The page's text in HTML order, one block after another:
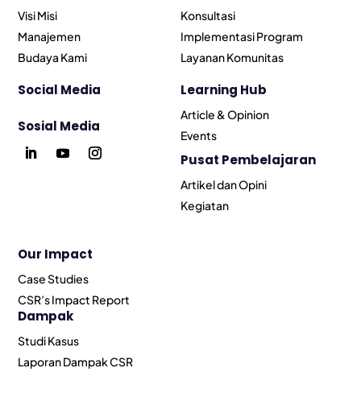
Visi Misi
Manajemen
Budaya Kami
Social Media
Sosial Media
Konsultasi
Implementasi Program
Layanan Komunitas
Learning Hub
Article & Opinion
Events
Pusat Pembelajaran
Artikel dan Opini
Kegiatan
Our Impact
Case Studies
CSR’s Impact Report
Dampak
Studi Kasus
Laporan Dampak CSR